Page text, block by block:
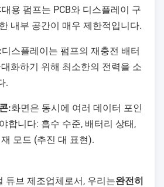
대용 펌프는 PCB와 디스플레이 구
내부 공간이 매우 제한적입니다.
디스플레이는 펌프의 재충전 배터
화하기 위해 최소한의 전력을 소
.
:화면은 동시에 여러 데이터 포인
합니다: 흡수 수준, 배터리 상태,
모드 (추진 대 표현).
튜브 제조업체로서, 우리는완전히